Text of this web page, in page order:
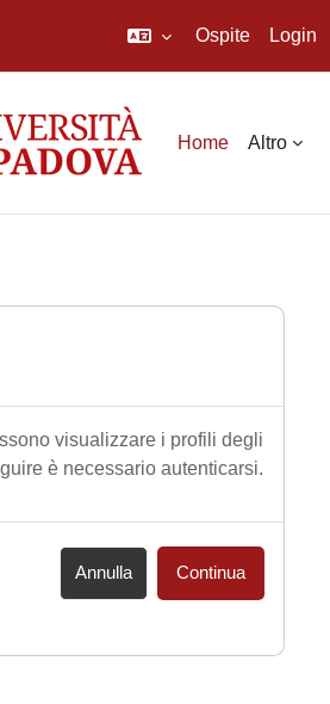
Ospite Login
Home Altro
visualizzare i profili degli
è necessario autenticarsi.
Annulla Continua